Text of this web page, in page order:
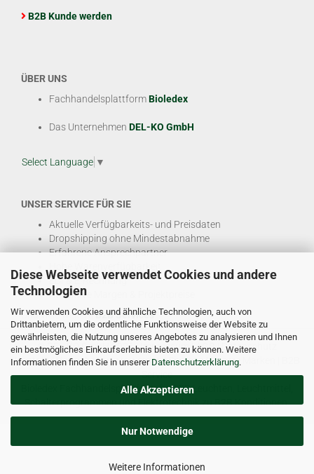
Diese Webseite verwendet Cookies und andere
Technologien
Wir verwenden Cookies und ähnliche Technologien, auch von
Drittanbietern, um die ordentliche Funktionsweise der Website zu
gewährleisten, die Nutzung unseres Angebotes zu analysieren und Ihnen
ein bestmögliches Einkaufserlebnis bieten zu können. Weitere
Informationen finden Sie in unserer Datenschutzerklärung.
Alle Akzeptieren
Nur Notwendige
Weitere Informationen
B2B Kunde werden
ÜBER UNS
FachhandelsplattformBioledex
Das Unternehmen DEL-KO GmbH
Select Language ▼
UNSER SERVICE FÜR SIE
Aktuelle Verfügbarkeits- und Preisdaten
Dropshipping ohne Mindestabnahme
Erfahrene Ansprechpartner
Hohe Warenverfügbarkeit
EDI & E-Rechnung
Attraktive Margen & Projektpreise
Und viele weitereB2B Services
© DEL-KO GmbH 2026 |Impressum|AGB| Datenschutz
Kontakt|Vertriebspartner werden|Sitemap|Unsere Marken
Service
Bioledex Fachhandelsplattform für LED Leuchten, Leuchtmittel,
Schalterprogrammen und Elektrotechnik zu B2B Konditionen.